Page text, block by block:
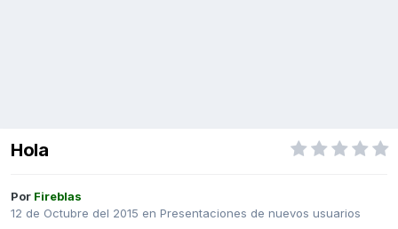
Hola
Por Fireblas
12 de Octubre del 2015 en Presentaciones de nuevos usuarios